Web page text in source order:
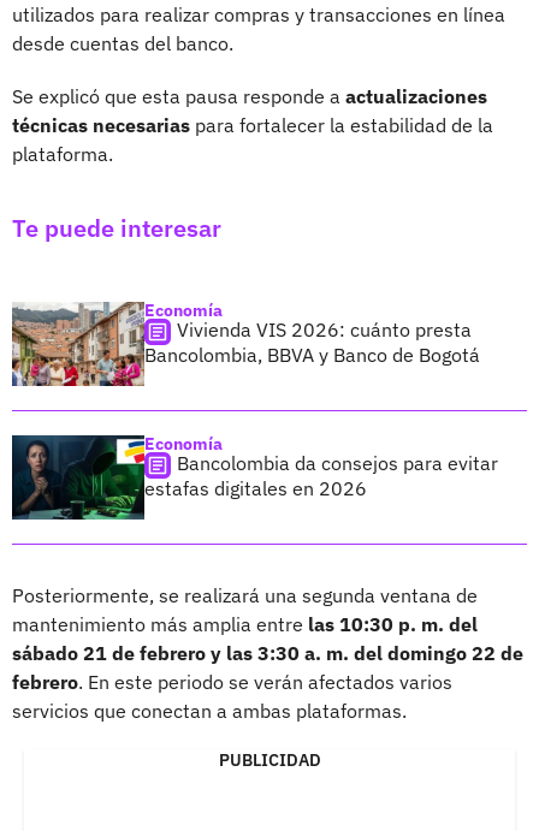
utilizados para realizar compras y transacciones en línea
desde cuentas del banco.
Se explicó que esta pausa responde a actualizaciones
técnicas necesarias para fortalecer la estabilidad de la
plataforma.
Te puede interesar
Economía
Vivienda VIS 2026: cuánto presta
Bancolombia, BBVA y Banco de Bogotá
Economía
Bancolombia da consejos para evitar
estafas digitales en 2026
Posteriormente, se realizará una segunda ventana de
mantenimiento más amplia entre las 10:30 p. m. del
sábado 21 de febrero y las 3:30 a. m. del domingo 22 de
febrero. En este periodo se verán afectados varios
servicios que conectan a ambas plataformas.
PUBLICIDAD